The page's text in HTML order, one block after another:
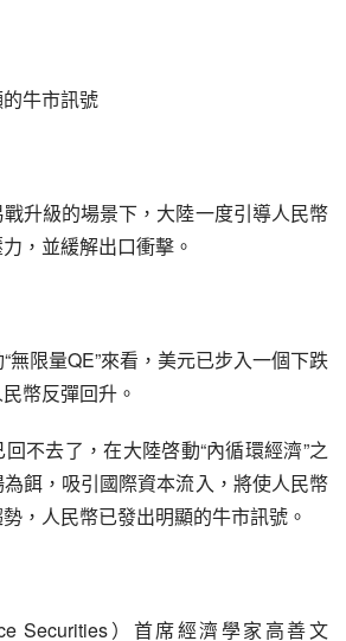
牛市訊號
升級的場景下，大陸一度引導人民幣
，並緩解出口衝擊。
無限量QE”來看，美元已步入一個下跌
幣反彈回升。
不去了，在大陸啓動“內循環經濟”之
餌，吸引國際資本流入，將使人民幣
，人民幣已發出明顯的牛市訊號。
Securities）首席經濟學家高善文